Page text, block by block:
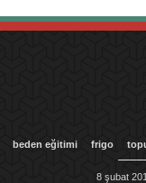
beden eğitimi frigo
8 şubat